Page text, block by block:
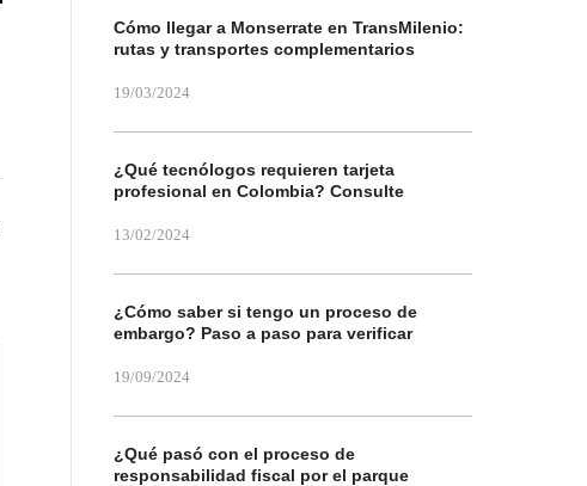
Cómo llegar a Monserrate en TransMilenio:
rutas y transportes complementarios
19/03/2024
¿Qué tecnólogos requieren tarjeta
profesional en Colombia? Consulte
13/02/2024
¿Cómo saber si tengo un proceso de
embargo? Paso a paso para verificar
19/09/2024
¿Qué pasó con el proceso de
responsabilidad fiscal por el parque